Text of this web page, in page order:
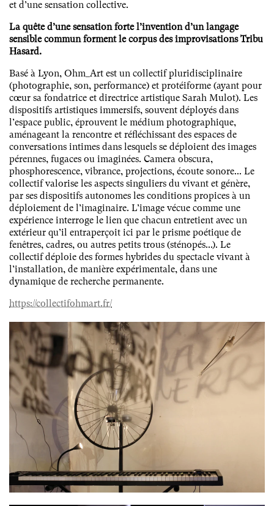
et d’une sensation collective.
La quête d’une sensation forte l’invention d’un langage
sensible commun forment le corpus des improvisations Tribu
Hasard.
Basé à Lyon, Ohm_Art est un collectif pluridisciplinaire
(photographie, son, performance) et protéiforme (ayant pour
cœur sa fondatrice et directrice artistique Sarah Mulot). Les
dispositifs artistiques immersifs, souvent déployés dans
l’espace public, éprouvent le médium photographique,
aménageant la rencontre et réfléchissant des espaces de
conversations intimes dans lesquels se déploient des images
pérennes, fugaces ou imaginées. Camera obscura,
phosphorescence, vibrance, projections, écoute sonore... Le
collectif valorise les aspects singuliers du vivant et génère,
par ses dispositifs autonomes les conditions propices à un
déploiement de l’imaginaire. L’image vécue comme une
expérience interroge le lien que chacun entretient avec un
extérieur qu’il entraperçoit ici par le prisme poétique de
fenêtres, cadres, ou autres petits trous (sténopés...). Le
collectif déploie des formes hybrides du spectacle vivant à
l’installation, de manière expérimentale, dans une
dynamique de recherche permanente.
https://collectifohmart.fr/